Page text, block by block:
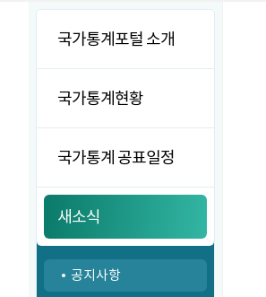
국가통계포털 소개
국가통계현황
국가통계 공표일정
새소식
공지사항